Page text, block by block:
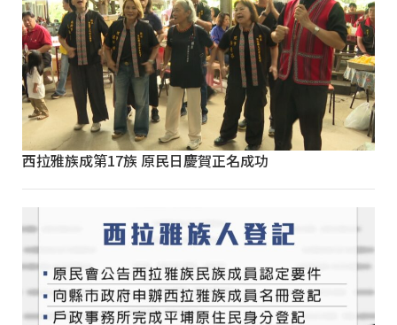
西拉雅族成第17族 原民日慶賀正名成功